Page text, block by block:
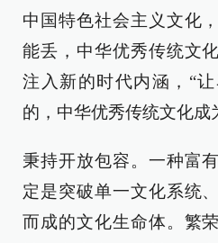
中国特色社会主义文化
能丢，中华优秀传统文
注入新的时代内涵，“
的，中华优秀传统文化成
秉持开放包容。一种富
定是突破单一文化系统
而成的文化生命体。繁